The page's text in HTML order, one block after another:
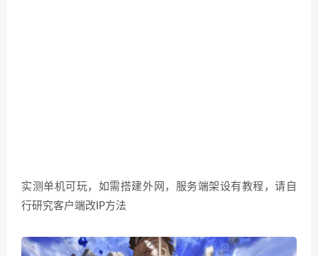
实测单机可玩，如需搭建外网，服务端架设有教程，请自
行研究客户端改IP方法